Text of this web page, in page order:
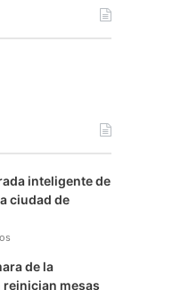
a
m
inteligente de
ciudad de
de la
mesas